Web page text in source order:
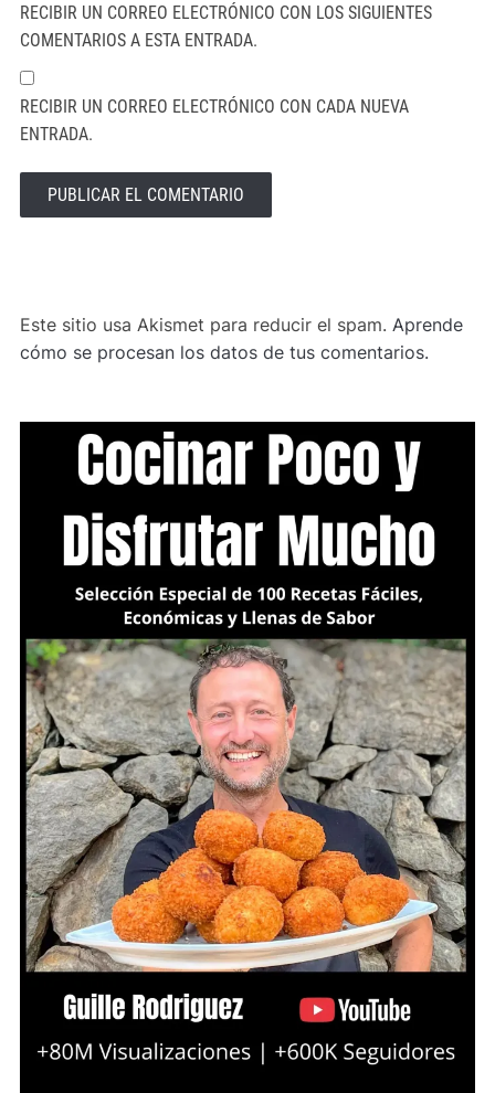
RECIBIR UN CORREO ELECTRÓNICO CON LOS SIGUIENTES
COMENTARIOS A ESTA ENTRADA.
RECIBIR UN CORREO ELECTRÓNICO CON CADA NUEVA
ENTRADA.
Este sitio usa Akismet para reducir el spam. Aprende
cómo se procesan los datos de tus comentarios.